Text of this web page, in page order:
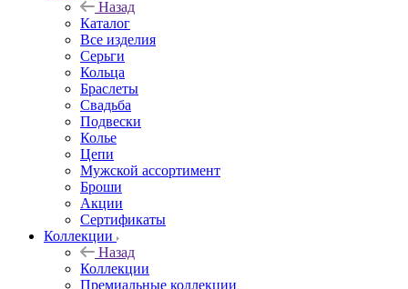
Назад
Каталог
Все изделия
Серьги
Кольца
Браслеты
Свадьба
Подвески
Колье
Цепи
Мужской ассортимент
Броши
Акции
Сертификаты
Коллекции
Назад
Коллекции
Премиальные коллекции